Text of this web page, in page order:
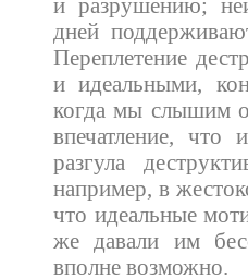
дней
Переплетение
и идеальными,
когда мы слышим
впечатление,
разгула
например, в
что идеальные
же давали им
вполне возможно.